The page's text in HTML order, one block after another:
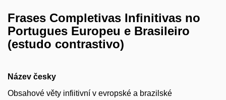
Frases Completivas Infinitivas no
Portugues Europeu e Brasileiro
(estudo contrastivo)
Název česky
Obsahové věty infiitivní v evropské a brazilské